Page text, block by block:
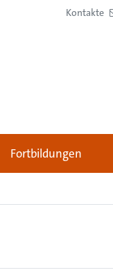
Kontakte
Fortbildungen